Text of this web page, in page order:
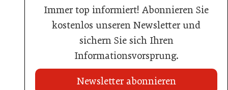
Immer top informiert! Abonnieren Sie
kostenlos unseren Newsletter und
sichern Sie sich Ihren
Informationsvorsprung.
Newsletter abonnieren